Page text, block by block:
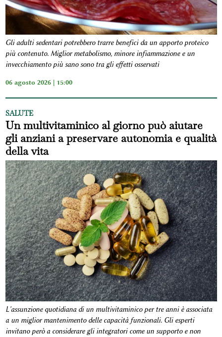
Gli adulti sedentari potrebbero trarre benefici da un apporto proteico
più contenuto. Miglior metabolismo, minore infiammazione e un
invecchiamento più sano sono tra gli effetti osservati
06 agosto 2026 | 15:00
SALUTE
Un multivitaminico al giorno può aiutare
gli anziani a preservare autonomia e qualità
della vita
L'assunzione quotidiana di un multivitaminico per tre anni è associata
a un miglior mantenimento delle capacità funzionali. Gli esperti
invitano però a considerare gli integratori come un supporto e non